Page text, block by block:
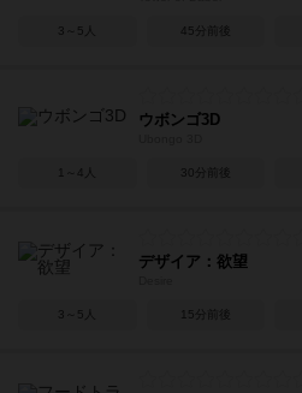
3～5人 45分前後
ウボンゴ3D
1～4人 30分前後
デザイア：欲望
3～5人 15分前後